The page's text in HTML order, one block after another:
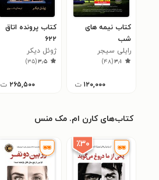
کتاب نیمه های
شب
رایلی سیجر
۳٫۱(۴۸)
۱۲۰,۰۰۰ ت
کتاب پرونده اتاق
۶۲۲
ژوئل دیکر
۳٫۵(۳۵)
۲۶۵,۵۰۰ ت
کتاب‌های کارن ام. مک منس
٪۳۰